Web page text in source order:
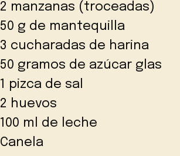
2 manzanas (troceadas)
50 g de mantequilla
3 cucharadas de harina
50 gramos de azúcar glas
1 pizca de sal
2 huevos
100 ml de leche
Canela